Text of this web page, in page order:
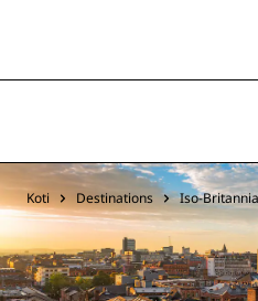
Koti Destinations Iso-Britannia